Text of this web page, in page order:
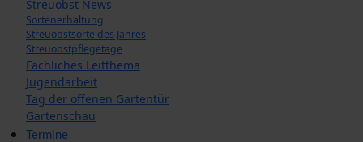
Streuobst News
Sortenerhaltung
Streuobstsorte des Jahres
Streuobstpflegetage
Fachliches Leitthema
Jugendarbeit
Tag der offenen Gartentür
Gartenschau
Termine